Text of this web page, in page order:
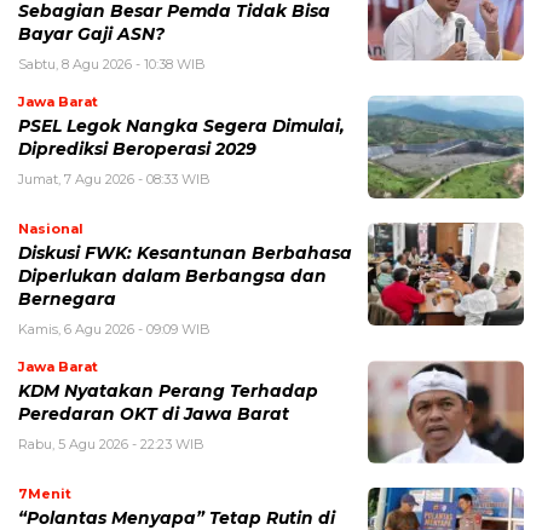
Sebagian Besar Pemda Tidak Bisa
Bayar Gaji ASN?
Sabtu, 8 Agu 2026 - 10:38 WIB
Jawa Barat
PSEL Legok Nangka Segera Dimulai,
Diprediksi Beroperasi 2029
Jumat, 7 Agu 2026 - 08:33 WIB
Nasional
Diskusi FWK: Kesantunan Berbahasa
Diperlukan dalam Berbangsa dan
Bernegara
Kamis, 6 Agu 2026 - 09:09 WIB
Jawa Barat
KDM Nyatakan Perang Terhadap
Peredaran OKT di Jawa Barat
Rabu, 5 Agu 2026 - 22:23 WIB
7Menit
“Polantas Menyapa” Tetap Rutin di